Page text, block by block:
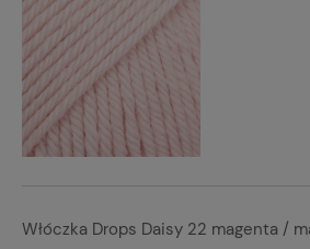
Włóczka Drops Daisy 22 magenta /